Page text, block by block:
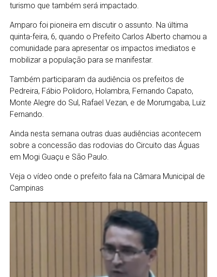
turismo que também será impactado.
Amparo foi pioneira em discutir o assunto. Na última
quinta-feira, 6, quando o Prefeito Carlos Alberto chamou a
comunidade para apresentar os impactos imediatos e
mobilizar a população para se manifestar.
Também participaram da audiência os prefeitos de
Pedreira, Fábio Polidoro, Holambra, Fernando Capato,
Monte Alegre do Sul, Rafael Vezan, e de Morumgaba, Luiz
Fernando.
Ainda nesta semana outras duas audiências acontecem
sobre a concessão das rodovias do Circuito das Águas
em Mogi Guaçu e São Paulo.
Veja o vídeo onde o prefeito fala na Câmara Municipal de
Campinas